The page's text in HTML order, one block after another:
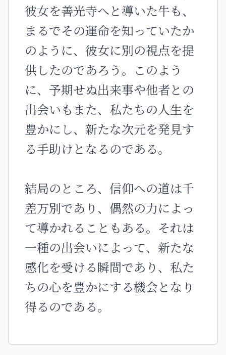
彼女を善光寺へと導いた牛も、
まるでその運命を知っていたか
のように、彼女に別の視点を提
供したのであろう。このよう
に、予期せぬ出来事や他者との
出会いもまた、私たちの人生を
豊かにし、新たな次元を発見す
る手助けとなるのである。
結局のところ、信仰への道は千
差万別であり、偶然の力によっ
て導かれることもある。それは
一種の出会いによって、新たな
感化を受ける瞬間であり、私た
ちの心を豊かにする機会となり
得るのである。